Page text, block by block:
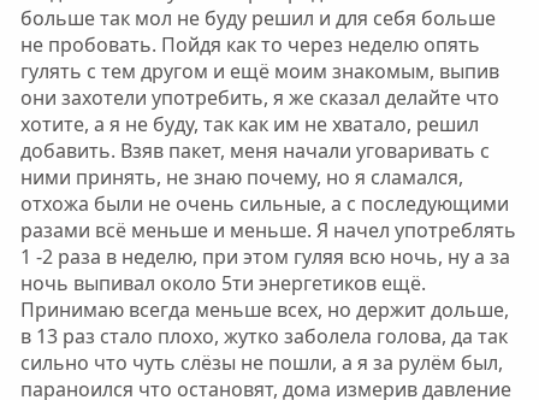
больше так мол не буду решил и для себя больше
не пробовать. Пойдя как то через неделю опять
гулять с тем другом и ещё моим знакомым, выпив
они захотели употребить, я же сказал делайте что
хотите, а я не буду, так как им не хватало, решил
добавить. Взяв пакет, меня начали уговаривать с
ними принять, не знаю почему, но я сламался,
отхожа были не очень сильные, а с последующими
разами всё меньше и меньше. Я начел употреблять
1 -2 раза в неделю, при этом гуляя всю ночь, ну а за
ночь выпивал около 5ти энергетиков ещё.
Принимаю всегда меньше всех, но держит дольше,
в 13 раз стало плохо, жутко заболела голова, да так
сильно что чуть слёзы не пошли, а я за рулём был,
параноился что остановят, дома измерив давление